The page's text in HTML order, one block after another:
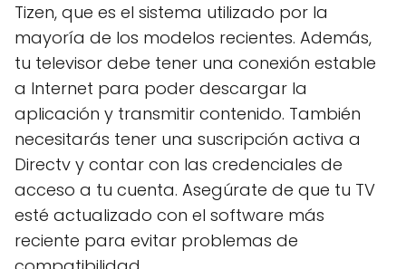
Tizen, que es el sistema utilizado por la
mayoría de los modelos recientes. Además,
tu televisor debe tener una conexión estable
a Internet para poder descargar la
aplicación y transmitir contenido. También
necesitarás tener una suscripción activa a
Directv y contar con las credenciales de
acceso a tu cuenta. Asegúrate de que tu TV
esté actualizado con el software más
reciente para evitar problemas de